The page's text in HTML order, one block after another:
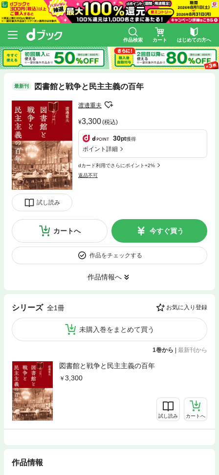
作品検索 カート はじめての方へ
最新刊 図書館と戦争と民主主義の百年
試し読み
渡邊重夫
3,300(税込)
30pt獲得
ポイント詳細
dカード利用でさらにポイント+2%
返品不可
カートへ 今すぐ買う
作品をチェックする
作品情報へ
シリーズ 全1冊 お気に入り登録
未購入巻をまとめて買う
1巻から | 最新刊から
図書館と戦争と民主主義の百年
3,300
試し読み カートへ
作品情報